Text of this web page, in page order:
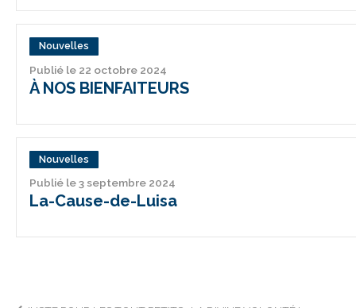
Nouvelles
Publié le 22 octobre 2024
À NOS BIENFAITEURS
Nouvelles
Publié le 3 septembre 2024
La-Cause-de-Luisa